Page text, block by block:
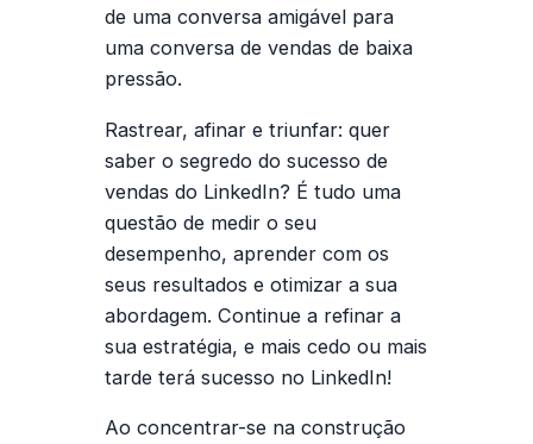
de uma conversa amigável para
uma conversa de vendas de baixa
pressão.
Rastrear, afinar e triunfar: quer
saber o segredo do sucesso de
vendas do LinkedIn? É tudo uma
questão de medir o seu
desempenho, aprender com os
seus resultados e otimizar a sua
abordagem. Continue a refinar a
sua estratégia, e mais cedo ou mais
tarde terá sucesso no LinkedIn!
Ao concentrar-se na construção